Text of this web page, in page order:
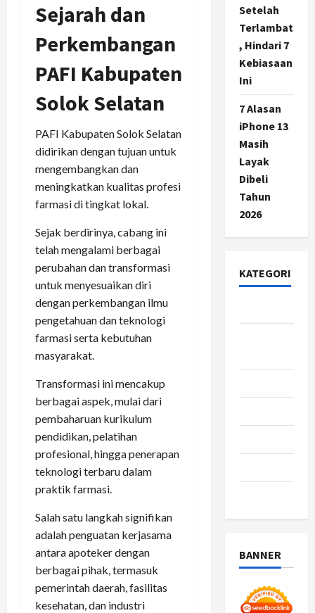
Sejarah dan
Perkembangan
PAFI Kabupaten
Solok Selatan
PAFI Kabupaten Solok Selatan
didirikan dengan tujuan untuk
mengembangkan dan
meningkatkan kualitas profesi
farmasi di tingkat lokal.
Sejak berdirinya, cabang ini
telah mengalami berbagai
perubahan dan transformasi
untuk menyesuaikan diri
dengan perkembangan ilmu
pengetahuan dan teknologi
farmasi serta kebutuhan
masyarakat.
Transformasi ini mencakup
berbagai aspek, mulai dari
pembaharuan kurikulum
pendidikan, pelatihan
profesional, hingga penerapan
teknologi terbaru dalam
praktik farmasi.
Salah satu langkah signifikan
adalah penguatan kerjasama
antara apoteker dengan
berbagai pihak, termasuk
pemerintah daerah, fasilitas
kesehatan, dan industri
Setelah
Terlambat
, Hindari 7
Kebiasaan
Ini
7 Alasan
iPhone 13
Masih
Layak
Dibeli
Tahun
2026
KATEGORI
BANNER